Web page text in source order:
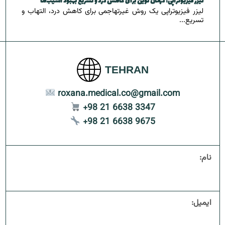
کلادبرست لایت
کلادبرست بلوم
سنس زیرو تاچ
کانتورینگ صورت
لایه‌برداری پوست
ترک‌های پوستی(استریا)
لیزر فیزیوتراپی یک روش غیرتهاجمی برای کاهش درد، التهاب و
تسریع...
نام:
ایمیل:
TEHRAN
roxana.medical.co@gmail.com
+98 21 6638 3347
+98 21 6638 9675